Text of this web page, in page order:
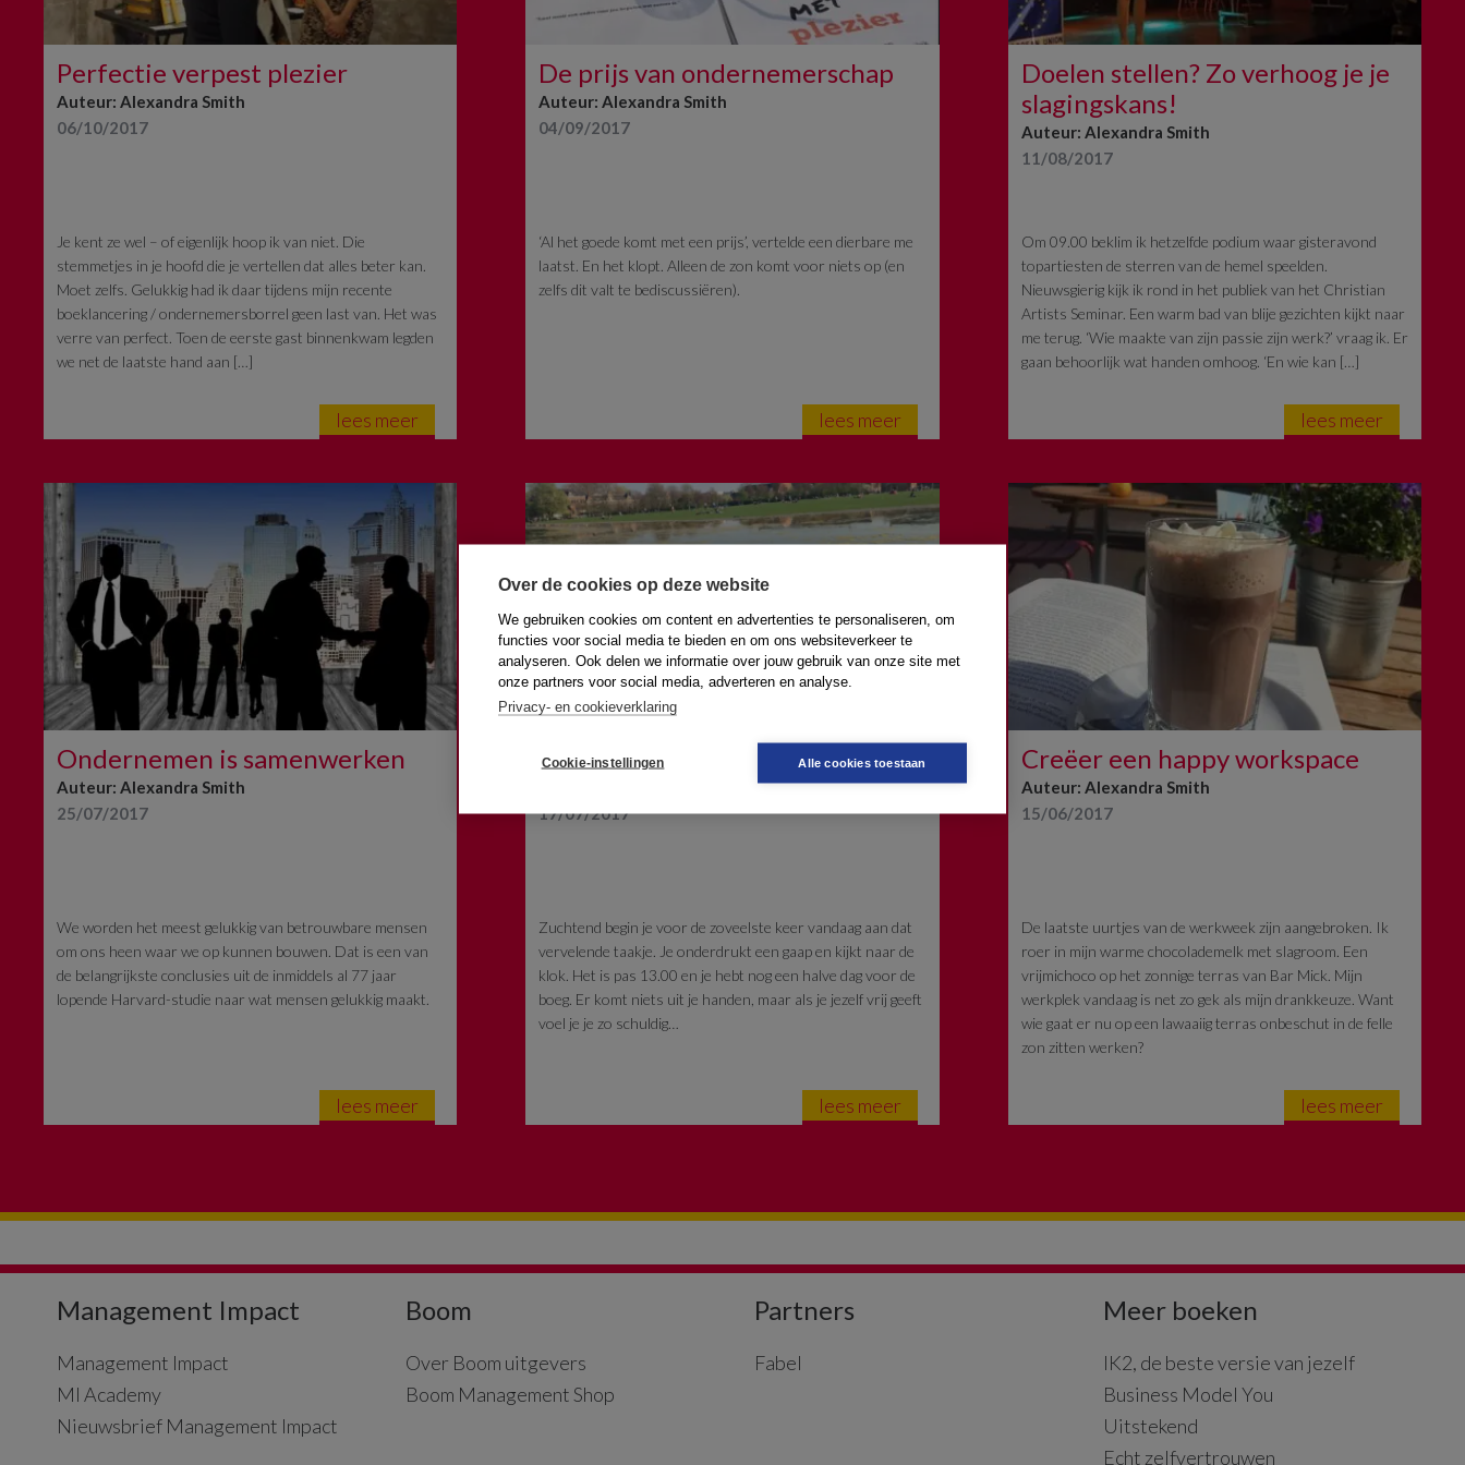
Over de cookies op deze website
We gebruiken cookies om content en advertenties te personaliseren, om
functies voor social media te bieden en om ons websiteverkeer te
analyseren. Ook delen we informatie over jouw gebruik van onze site met
onze partners voor social media, adverteren en analyse.
Privacy- en cookieverklaring
Cookie-instellingen Alle cookies toestaan
Perfectie verpest plezier
Auteur: Alexandra Smith
06/10/2017
Je kent ze wel – of eigenlijk hoop ik van niet. Die
stemmetjes in je hoofd die je vertellen dat alles beter kan.
Moet zelfs. Gelukkig had ik daar tijdens mijn recente
boeklancering / ondernemersborrel geen last van. Het was
verre van perfect. Toen de eerste gast binnenkwam legden
we net de laatste hand aan […]
lees meer
De prijs van ondernemerschap
Auteur: Alexandra Smith
04/09/2017
‘Al het goede komt met een prijs’, vertelde een dierbare me
laatst. En het klopt. Alleen de zon komt voor niets op (en
zelfs dit valt te bediscussiëren).
lees meer
Doelen stellen? Zo verhoog je je
slagingskans!
Auteur: Alexandra Smith
11/08/2017
Om 09.00 beklim ik hetzelfde podium waar gisteravond
topartiesten de sterren van de hemel speelden.
Nieuwsgierig kijk ik rond in het publiek van het Christian
Artists Seminar. Een warm bad van blije gezichten kijkt naar
me terug. ‘Wie maakte van zijn passie zijn werk?’ vraag ik. Er
gaan behoorlijk wat handen omhoog. ‘En wie kan […]
lees meer
Ondernemen is samenwerken
Auteur: Alexandra Smith
25/07/2017
We worden het meest gelukkig van betrouwbare mensen
om ons heen waar we op kunnen bouwen. Dat is een van
de belangrijkste conclusies uit de inmiddels al 77 jaar
lopende Harvard-studie naar wat mensen gelukkig maakt.
lees meer
Functioneel luieren
17/07/2017
Zuchtend begin je voor de zoveelste keer vandaag aan dat
vervelende taakje. Je onderdrukt een gaap en kijkt naar de
klok. Het is pas 13.00 en je hebt nog een halve dag voor de
boeg. Er komt niets uit je handen, maar als je jezelf vrij geeft
voel je je zo schuldig…
lees meer
Creëer een happy workspace
Auteur: Alexandra Smith
15/06/2017
De laatste uurtjes van de werkweek zijn aangebroken. Ik
roer in mijn warme chocolademelk met slagroom. Een
vrijmichoco op het zonnige terras van Bar Mick. Mijn
werkplek vandaag is net zo gek als mijn drankkeuze. Want
wie gaat er nu op een lawaaiig terras onbeschut in de felle
zon zitten werken?
lees meer
Management Impact
Management Impact
MI Academy
Nieuwsbrief Management Impact
Boom
Over Boom uitgevers
Boom Management Shop
Partners
Fabel
Meer boeken
IK2, de beste versie van jezelf
Business Model You
Uitstekend
Echt zelfvertrouwen